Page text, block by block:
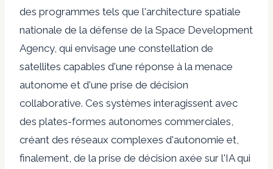
des programmes tels que l'architecture spatiale
nationale de la défense de la Space Development
Agency, qui envisage une constellation de
satellites capables d'une réponse à la menace
autonome et d'une prise de décision
collaborative. Ces systèmes interagissent avec
des plates-formes autonomes commerciales,
créant des réseaux complexes d'autonomie et,
finalement, de la prise de décision axée sur l'IA qui